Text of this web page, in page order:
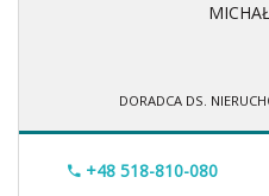
MICHAŁ
DORADCA DS.
+48 518-810-080